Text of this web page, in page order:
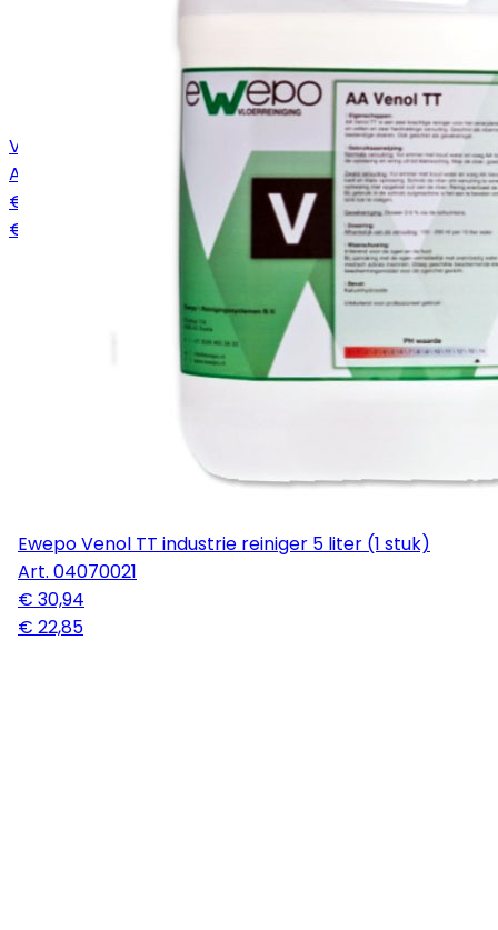
Ewepo Venol TT industrie reiniger 5 liter (1 stuk)
Art. 04070021
€ 30,94
€ 22,85
Vendor handdoekcassette 2 laags 20x33 m OP=OP
Art.
€ 242,05
€ 75,00